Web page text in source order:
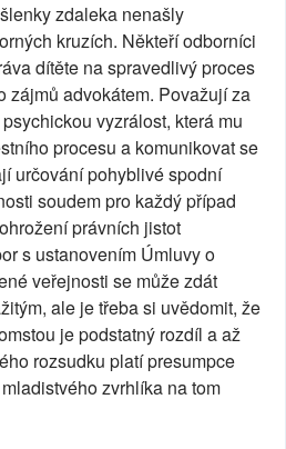
zdaleka nenašly
kruzích. Někteří odborníci
dítěte na spravedlivý proces
zájmů advokátem. Považují za
vyzrálost, která mu
procesu a komunikovat se
určování pohyblivé spodní
soudem pro každý případ
právních jistot
s ustanovením Úmluvy o
veřejnosti se může zdát
ale je třeba si uvědomit, že
je podstatný rozdíl a až
rozsudku platí presumpce
zvrhlíka na tom